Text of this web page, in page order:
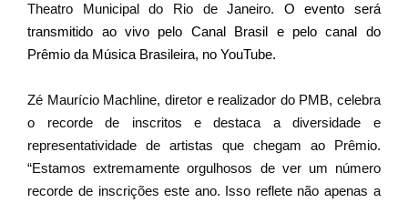
Theatro Municipal do Rio de Janeiro. O evento será
transmitido ao vivo pelo Canal Brasil e pelo canal do
Prêmio da Música Brasileira, no YouTube.
Zé Maurício Machline, diretor e realizador do PMB, celebra
o recorde de inscritos e destaca a diversidade e
representatividade de artistas que chegam ao Prêmio.
“Estamos extremamente orgulhosos de ver um número
recorde de inscrições este ano. Isso reflete não apenas a